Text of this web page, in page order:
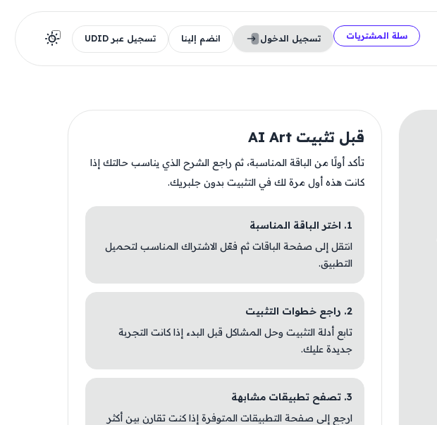
سلة المشتريات تسجيل الدخول انضم إلينا تسجيل عبر UDID
قبل تثبيت AI Art
تأكد أولًا من الباقة المناسبة، ثم راجع الشرح الذي يناسب حالتك إذا
كانت هذه أول مرة لك في التثبيت بدون جلبريك.
1. اختر الباقة المناسبة
انتقل إلى صفحة الباقات ثم فعّل الاشتراك المناسب لتحميل
التطبيق.
2. راجع خطوات التثبيت
تابع أدلة التثبيت وحل المشاكل قبل البدء إذا كانت التجربة
جديدة عليك.
3. تصفح تطبيقات مشابهة
ارجع إلى صفحة التطبيقات المتوفرة إذا كنت تقارن بين أكثر